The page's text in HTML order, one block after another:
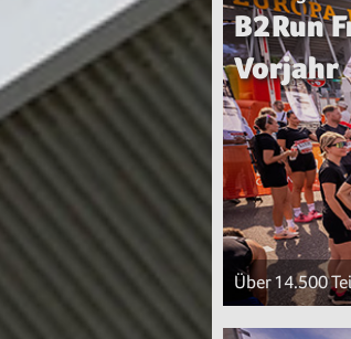
B2Run
Vorjahr
Über 14.500